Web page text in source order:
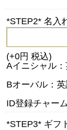
*STEP2* 名入
(+0円 税込)
Aイニシャル
Bオーバル：
ID登録チャー
*STEP3* ギフ